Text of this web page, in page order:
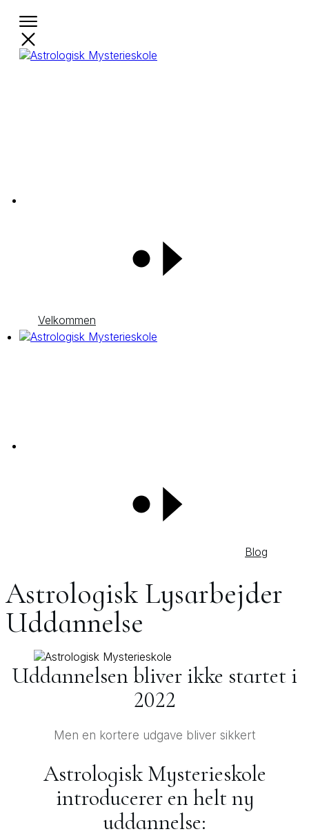
Velkommen
Blog
Astrologisk Lysarbejder
Uddannelse
Uddannelsen bliver ikke startet i
2022
Men en kortere udgave bliver sikkert
Astrologisk Mysterieskole
introducerer en helt ny
uddannelse: